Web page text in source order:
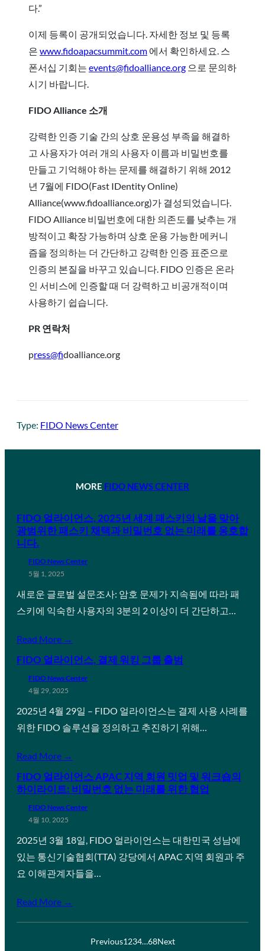
다.”
이제 등록이 공개되었습니다. 자세한 정보 및 등록
은 www.fidoapacsummit.com 에서 확인하세요. 스
폰서십 기회는 events@fidoalliance.org 으로 문의하
시기 바랍니다.
FIDO Alliance 소개
강력한 인증 기술 간의 상호 운용성 부족을 해결하
고 사용자가 여러 개의 사용자 이름과 비밀번호를
만들고 기억해야 하는 문제를 해결하기 위해 2012
년 7월에 FIDO(Fast IDentity Online)
Alliance(www.fidoalliance.org)가 결성되었습니다.
FIDO Alliance 비밀번호에 대한 의존도를 낮추는 개
방적이고 확장 가능하며 상호 운용 가능한 메커니
즘을 정의하는 더 간단하고 강력한 인증 표준으로
인증의 본질을 바꾸고 있습니다. FIDO 인증은 온라
인 서비스에 인증할 때 더 강력하고 비공개적이며
사용하기 쉽습니다.
PR 연락처
press@fidoalliance.org
Type: FIDO News Center
MORE FIDO NEWS CENTER
FIDO 얼라이언스, 2025년 세계 패스키의 날을 맞아
광범위한 패스키 채택과 비밀번호 없는 미래를 옹호합
니다.
FIDO News Center
5월 1, 2025
새로운 글로벌 설문조사: 암호 문제가 지속됨에 따라 패
스키에 익숙한 사용자의 3분의 2 이상이 더 간단하고…
Read More →
FIDO 얼라이언스, 결제 워킹 그룹 출범
FIDO News Center
4월 29, 2025
2025년 4월 29일 – FIDO 얼라이언스는 결제 사용 사례를
위한 FIDO 솔루션을 정의하고 추진하기 위해…
Read More →
FIDO 얼라이언스 APAC 지역 회원 밋업 및 워크숍의
하이라이트: 비밀번호 없는 미래를 위한 협업
FIDO News Center
4월 10, 2025
2025년 3월 18일, FIDO 얼라이언스는 대한민국 성남에
있는 통신기술협회(TTA) 강당에서 APAC 지역 회원과 주
요 이해관계자들을…
Read More →
Previous1234…68Next